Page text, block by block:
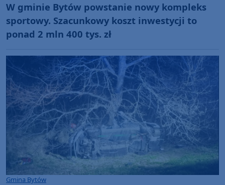
W gminie Bytów powstanie nowy kompleks
sportowy. Szacunkowy koszt inwestycji to
ponad 2 mln 400 tys. zł
Gmina Bytów